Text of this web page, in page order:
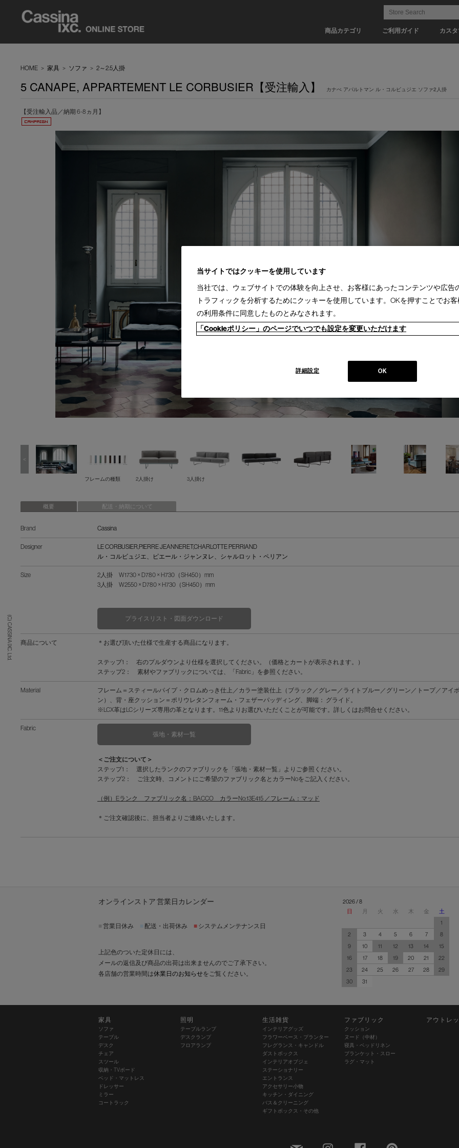
商品カテゴリ ご利用ガイド カス
(C) CASSINA IXC. Ltd.
HOME > 家具 > ソファ > 2～2.5人掛
5 CANAPE, APPARTEMENT LE CORBUSIER【受注輸入】 カナぺ アパルトマン ル・コルビュジエ ソファ2人掛
【受注輸入品／納期 6-8ヵ月】
フレームの種類 2人掛け 3人掛け
<
概要 配送・納期について
Brand Cassina
Designer
LE CORBUSIER,PIERRE JEANNERET,CHARLOTTE PERRIAND
ル・コルビュジエ、ピエール・ジャンヌレ、シャルロット・ペリアン
Size
2人掛 W1730 × D780 × H730（SH450）mm
3人掛 W2550 × D780 × H730（SH450）mm
プライスリスト・図面ダウンロード
商品について ＊お選び頂いた仕様で生産する商品になります。
ステップ1： 右のプルダウンより仕様を選択してください。（価格とカートが表示されます。）
ステップ2： 素材やファブリックについては、「Fabric」を参照ください。
Material
フレーム＝スティールパイプ・クロムめっき仕上／カラー塗装仕上（ブラック／グレー／ライトブルー／グリーン／トープ／アイ
ン）、背・座クッション＝ポリウレタンフォーム・フェザーパッディング、脚端： グライド。
※LCX革はLCシリーズ専用の革となります。11色よりお選びいただくことが可能です。詳しくはお問合せください。
Fabric
張地・素材一覧
＜ご注文について＞
ステップ1： 選択したランクのファブリックを「張地・素材一覧」よりご参照ください。
ステップ2： ご注文時、コメントにご希望のファブリック名とカラーNoをご記入ください。
（例）Eランク ファブリック名：BACCO カラーNo:13E415 ／フレーム：マッド
＊ご注文確認後に、担当者よりご連絡いたします。
オンラインストア 営業日カレンダー
営業日休み 配送・出荷休み ■ システムメンテナンス日
上記色のついた定休日には、
メールの返信及び商品の出荷は出来ませんのでご了承下さい。
各店舗の営業時間は休業日のお知らせをご覧ください。
2026 / 8
日
月 火 水 木 金
土
1
2
3 4 5 6 7
8
9
10 11 12 13 14
15
16
17 18 19 20 21
22
23
24 25 26 27 28
29
30
31
家具
ソファ
テーブル
デスク
チェア
スツール
収納・TVボード
ベッド・マットレス
ドレッサー
ミラー
コートラック
照明
テーブルランプ
デスクランプ
フロアランプ
生活雑貨
インテリアグッズ
フラワーベース・プランター
フレグランス・キャンドル
ダストボックス
インテリアオブジェ
ステーショナリー
エントランス
アクセサリー小物
キッチン・ダイニング
バス＆クリーニング
ギフトボックス・その他
ファブリック
クッション
ヌード（中材）
寝具・ベッドリネン
ブランケット・スロー
ラグ・マット
アウトレ
当サイトではクッキーを使用しています
当社では、ウェブサイトでの体験を向上させ、お客様にあったコンテンツや広告
トラフィックを分析するためにクッキーを使用しています。OKを押すことでお客
の利用条件に同意したものとみなされます。
「Cookieポリシー」のページでいつでも設定を変更いただけます
OK
詳細設定